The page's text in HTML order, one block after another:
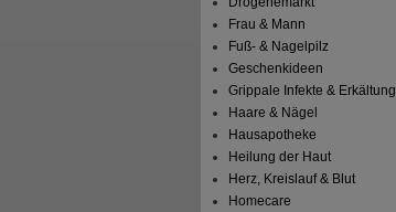
Frau & Mann
Fuß- & Nagelpilz
Geschenkideen
Grippale Infekte & Erkältung
Haare & Nägel
Hausapotheke
Heilung der Haut
Herz, Kreislauf & Blut
Homecare